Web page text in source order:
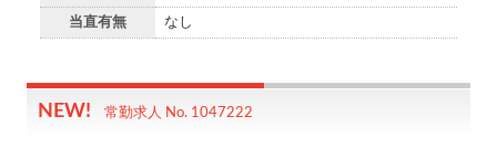
当直有無 なし
常勤求人 No. 1047222